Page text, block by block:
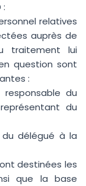
:
relatives
auprès de
traitement lui
question sont
:
du
du
délégué à la
destinées les
que la base